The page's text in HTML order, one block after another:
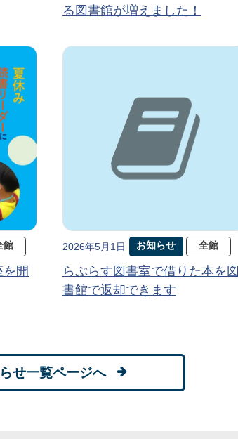
る図書館が増えました！
館
開
2026年5月1日 お知らせ 全館
らぷらす図書室で借りた本を図
書館で返却できます
せ一覧ページへ